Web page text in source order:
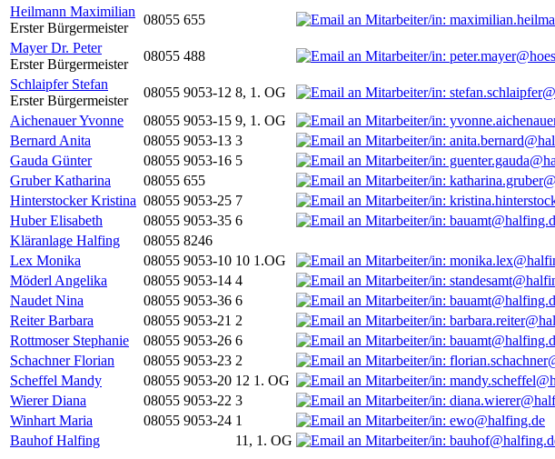
Heilmann Maximilian
Erster Bürgermeister
08055 655
Mayer Dr. Peter
Erster Bürgermeister
08055 488
Schlaipfer Stefan
Erster Bürgermeister
08055 9053-12 8, 1. OG
Aichenauer Yvonne
08055 9053-15 9, 1. OG
Bernard Anita
08055 9053-13 3
Gauda Günter
08055 9053-16 5
Gruber Katharina
08055 655
Hinterstocker Kristina 08055 9053-25 7
Huber Elisabeth
08055 9053-35 6
Kläranlage Halfing
08055 8246
Lex Monika
08055 9053-10 10 1.OG
Möderl Angelika
08055 9053-14 4
Naudet Nina
08055 9053-36 6
Reiter Barbara
08055 9053-21 2
Rottmoser Stephanie
08055 9053-26 6
Schachner Florian
08055 9053-23 2
Scheffel Mandy
08055 9053-20 12 1. OG
Wierer Diana
08055 9053-22 3
Winhart Maria
08055 9053-24 1
Bauhof Halfing
11, 1. OG